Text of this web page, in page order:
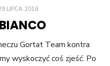
LIPCA 2018
Gortat Team kontra
wyskoczyć coś zjeść. Po